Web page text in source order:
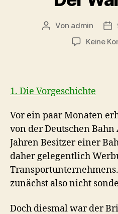
Beitragsautor
Von admin
Keine
1. Die Vorgeschichte
Vor ein paar Monaten
von der Deutschen
Jahren Besitzer einer
daher gelegentlich
zunächst also nicht
Doch diesmal war der